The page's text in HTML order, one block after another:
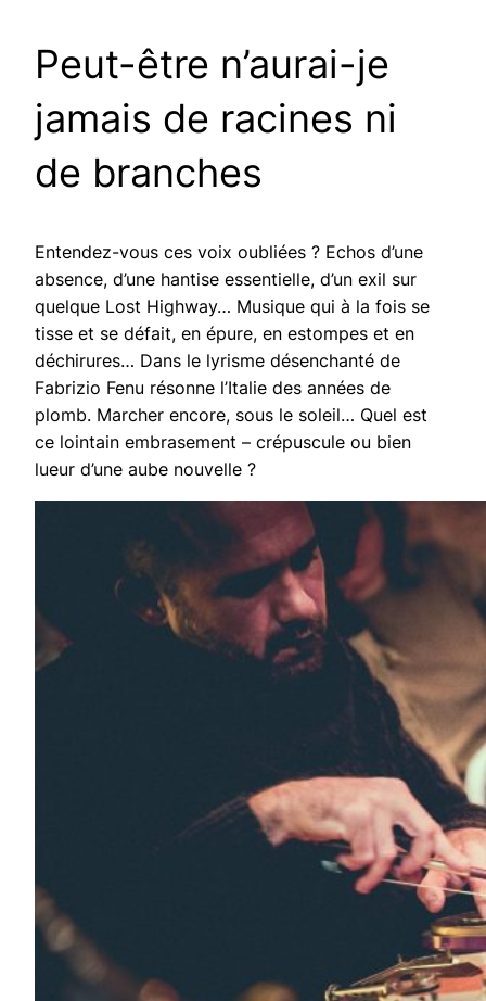
Peut-être n’aurai-je
jamais de racines ni
de branches
Entendez-vous ces voix oubliées ? Echos d’une
absence, d’une hantise essentielle, d’un exil sur
quelque Lost Highway… Musique qui à la fois se
tisse et se défait, en épure, en estompes et en
déchirures… Dans le lyrisme désenchanté de
Fabrizio Fenu résonne l’Italie des années de
plomb. Marcher encore, sous le soleil… Quel est
ce lointain embrasement – crépuscule ou bien
lueur d’une aube nouvelle ?